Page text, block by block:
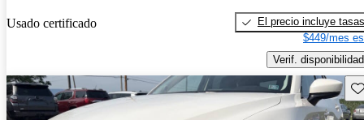
Usado certificado
El precio incluye tasas
$449/mes
Verif. disponibilidad